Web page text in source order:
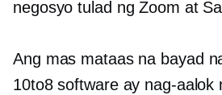
negosyo tulad ng Zoom at
Ang mas mataas na bayad
10to8 software ay nag-aalok